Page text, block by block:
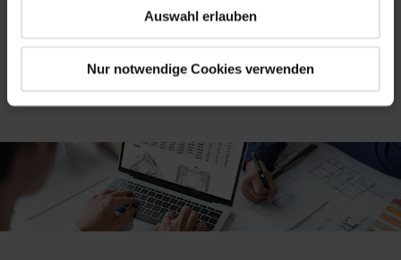
Auswahl erlauben
Nur notwendige Cookies verwenden